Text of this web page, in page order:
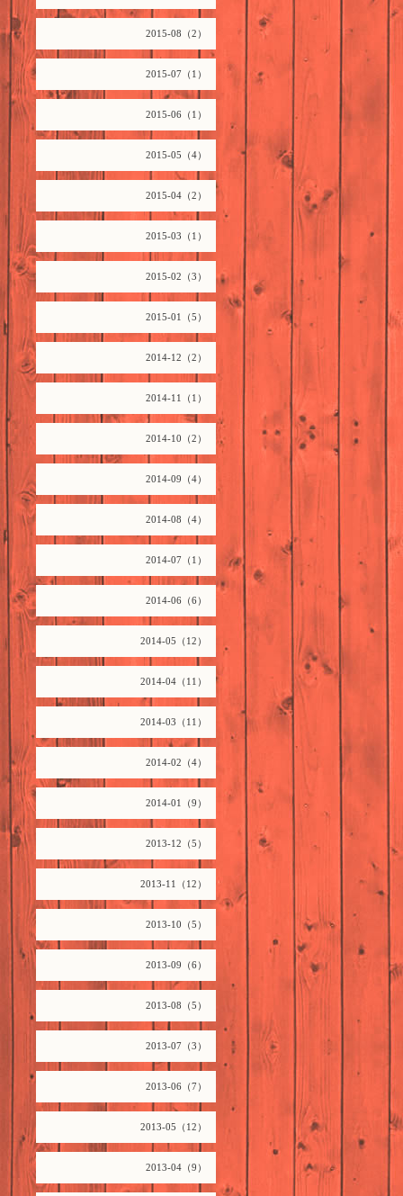
2015-08（2）
2015-07（1）
2015-06（1）
2015-05（4）
2015-04（2）
2015-03（1）
2015-02（3）
2015-01（5）
2014-12（2）
2014-11（1）
2014-10（2）
2014-09（4）
2014-08（4）
2014-07（1）
2014-06（6）
2014-05（12）
2014-04（11）
2014-03（11）
2014-02（4）
2014-01（9）
2013-12（5）
2013-11（12）
2013-10（5）
2013-09（6）
2013-08（5）
2013-07（3）
2013-06（7）
2013-05（12）
2013-04（9）